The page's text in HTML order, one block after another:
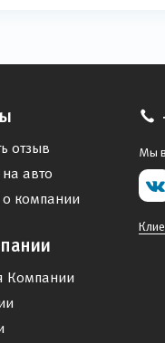
отзыв
авто
компании
Компании
Мы в